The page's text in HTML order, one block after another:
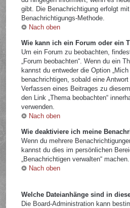
gibt. Die Benachrichtigung erfolgt
Benachrichtigungs-Methode.
Nach oben
Wie kann ich ein Forum oder ein
Um ein Forum zu beobachten,
„Forum beobachten“. Wenn du ein
kannst du entweder die Option „Mich
benachrichtigen, sobald eine
Verfassen eines Beitrages zu
den Link „Thema beobachten“
verwenden.
Nach oben
Wie deaktiviere ich meine
Wenn du mehrere
kannst du dies im persönlichen
„Benachrichtigen verwalten“ machen.
Nach oben
Welche Dateianhänge sind in
Die Board-Administration kann